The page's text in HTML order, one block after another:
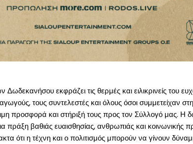
εκφράζει τις θερμές και ειλικρινείς του
τους συντελεστές και όλους όσοι συμμετείχαν
προσφορά και στήριξή τους προς τον Σύλλογό μας.
πράξη βαθιάς ευαισθησίας, ανθρωπιάς και κοινωνικής
ότι η τέχνη και ο πολιτισμός μπορούν να γίνουν